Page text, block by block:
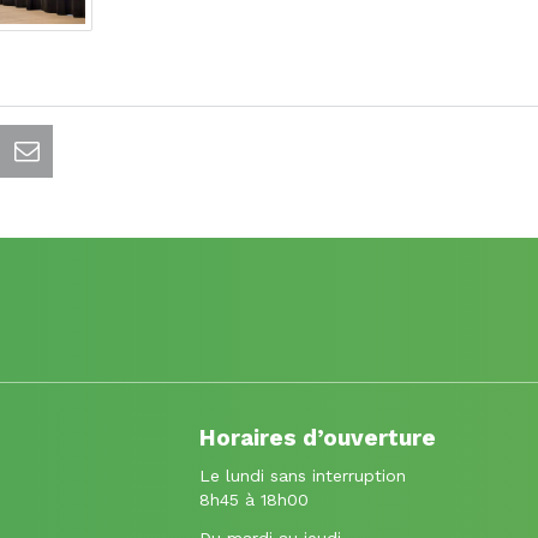
Horaires d’ouverture
Le lundi sans interruption
8h45 à 18h00